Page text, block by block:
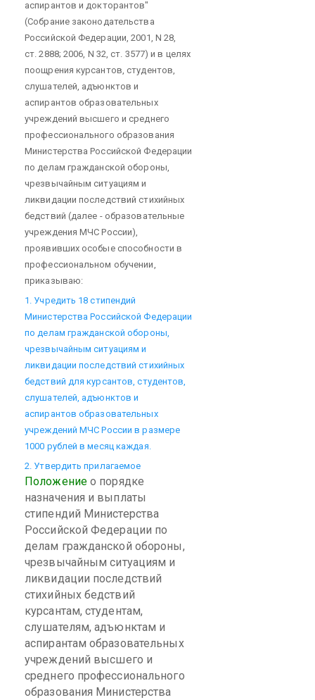
аспирантов и докторантов"
(Собрание законодательства
Российской Федерации, 2001, N 28,
ст. 2888; 2006, N 32, ст. 3577) и в целях
поощрения курсантов, студентов,
слушателей, адъюнктов и
аспирантов образовательных
учреждений высшего и среднего
профессионального образования
Министерства Российской Федерации
по делам гражданской обороны,
чрезвычайным ситуациям и
ликвидации последствий стихийных
бедствий (далее - образовательные
учреждения МЧС России),
проявивших особые способности в
профессиональном обучении,
приказываю:
1. Учредить 18 стипендий
Министерства Российской Федерации
по делам гражданской обороны,
чрезвычайным ситуациям и
ликвидации последствий стихийных
бедствий для курсантов, студентов,
слушателей, адъюнктов и
аспирантов образовательных
учреждений МЧС России в размере
1000 рублей в месяц каждая.
2. Утвердить прилагаемое
Положениео порядке
назначения и выплаты
стипендий Министерства
Российской Федерации по
делам гражданской обороны,
чрезвычайным ситуациям и
ликвидации последствий
стихийных бедствий
курсантам, студентам,
слушателям, адъюнктам и
аспирантам образовательных
учреждений высшего и
среднего профессионального
образования Министерства